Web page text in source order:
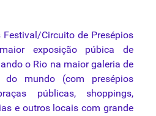
Festival/Circuito de Presépios
exposição púbica de
o Rio na maior galeria de
mundo (com presépios
públicas, shoppings,
e outros locais com grande